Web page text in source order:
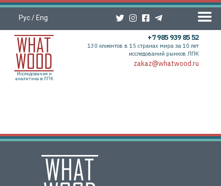
Рус/ Eng
Исследования и
аналитика в ЛПК
+7 985 939 85 52
130 клиентов в 15 странах мира за 10 лет
исследований рынков ЛПК
zakaz@whatwood.ru